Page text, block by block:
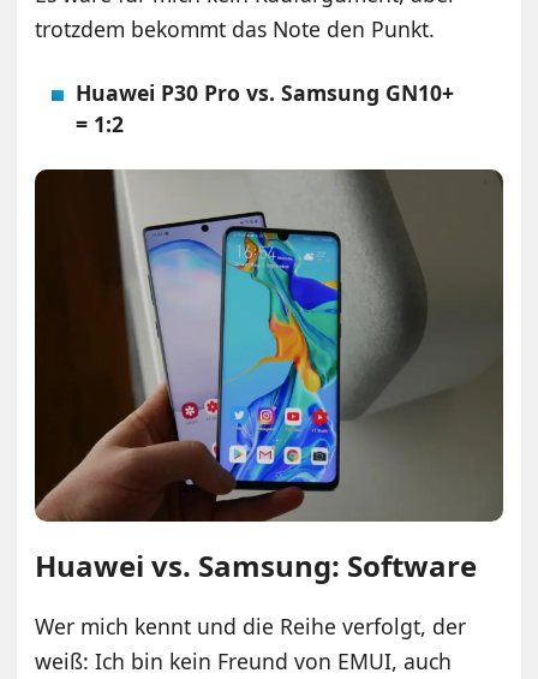
trotzdem bekommt das Note den Punkt.
Huawei P30 Pro vs. Samsung GN10+
= 1:2
Huawei vs. Samsung: Software
Wer mich kennt und die Reihe verfolgt, der
weiß: Ich bin kein Freund von EMUI, auch